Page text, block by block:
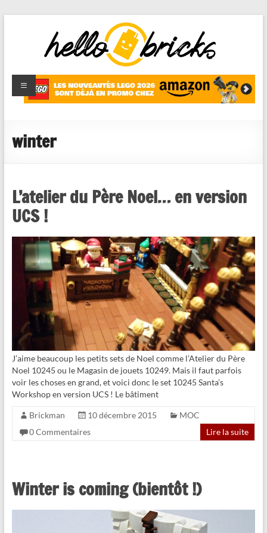
HelloBricks
Blog LEGO,
nouveaut�s
reviews
winter
L’atelier du Père Noel… en version
UCS !
J’aime beaucoup les petits sets de Noel comme l’Atelier du Père
Noel 10245 ou le Magasin de jouets 10249. Mais il faut parfois
voir les choses en grand, et voici donc le set 10245 Santa’s
Workshop en version UCS ! Le bâtiment
Brickman 10 décembre 2015
MOC
0 Commentaires
Lire la suite
Winter is coming (bientôt !)